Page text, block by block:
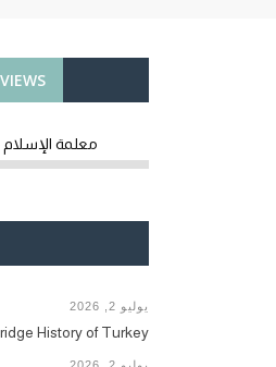
معلمة الإسلام
يوليو 2, 2026
History of Turkey